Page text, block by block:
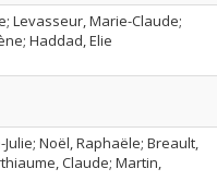
Levasseur, Marie-Claude;
Haddad, Elie
Noël, Raphaële; Breault,
Claude; Martin,